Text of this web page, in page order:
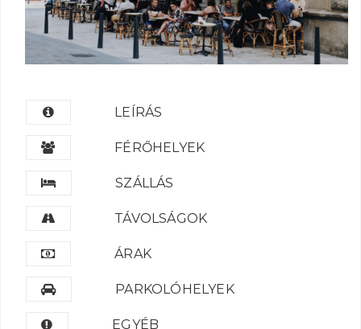
LEÍRÁS
FÉRŐHELYEK
SZÁLLÁS
TÁVOLSÁGOK
ÁRAK
PARKOLÓHELYEK
EGYÉB